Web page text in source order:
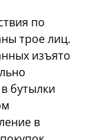
по
трое лиц.
изъято
бутылки
в